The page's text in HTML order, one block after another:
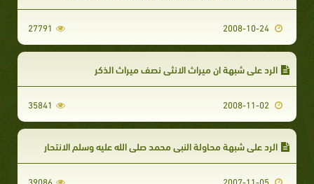
27791
الرد علي شبهة ان ميراث الانثي نصف ميراث الذكر
35841
الرد على شبهة محاولة النبي محمد صلى الله عليه وسلم الانتحار
39086